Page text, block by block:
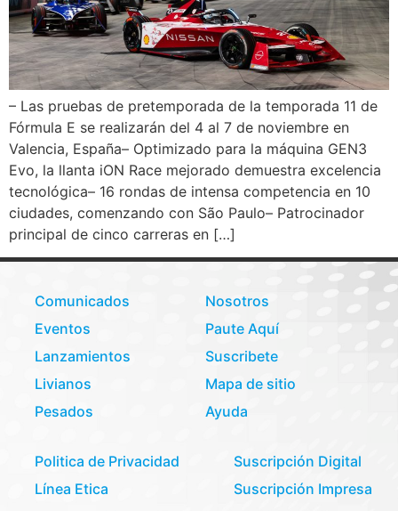
– Las pruebas de pretemporada de la temporada 11 de
Fórmula E se realizarán del 4 al 7 de noviembre en
Valencia, España– Optimizado para la máquina GEN3
Evo, la llanta iON Race mejorado demuestra excelencia
tecnológica– 16 rondas de intensa competencia en 10
ciudades, comenzando con São Paulo– Patrocinador
principal de cinco carreras en […]
Comunicados
Eventos
Lanzamientos
Livianos
Pesados
Nosotros
Paute Aquí
Suscribete
Mapa de sitio
Ayuda
Politica de Privacidad
Línea Etica
Suscripción Digital
Suscripción Impresa